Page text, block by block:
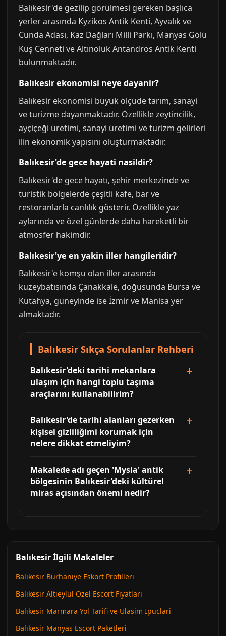
Balıkesir'de gezilip görülmesi gereken başlıca
yerler arasında Kyzikos Antik Kenti, Ayvalık ve
Cunda Adası, Kaz Dağları Milli Parkı, Manyas Gölü
Kuş Cenneti ve Altınoluk Antandros Antik Kenti
bulunmaktadır.
Balıkesir ekonomisi neye dayanir?
Balıkesir ekonomisi büyük ölçüde tarım, sanayi
ve turizme dayanmaktadır. Özellikle zeytincilik,
ayçiçeği üretimi, sanayi üretimi ve turizm gelirleri
ilin ekonomik yapısını oluşturmaktadır.
Balıkesir'de gece hayati nasildir?
Balıkesir'de gece hayatı, şehir merkezinde ve
turistik bölgelerde çeşitli kafe, bar ve
restoranlarla canlılık gösterir. Özellikle yaz
aylarında ve özel günlerde daha hareketli bir
atmosfer hakimdir.
Balıkesir'ye en yakin iller hangileridir?
Balıkesir'e komşu olan iller arasında
kuzeybatısında Çanakkale, doğusunda Bursa ve
Kütahya, güneyinde ise İzmir ve Manisa yer
almaktadır.
Balıkesir Sıkça Sorulanlar Rehberi
Balıkesir'deki tarihi mekanlara
ulaşım için hangi toplu taşıma
araçlarını kullanabilirim?
Balıkesir'de tarihi alanları gezerken
kişisel gizliliğimi korumak için
nelere dikkat etmeliyim?
Makalede adı geçen 'Mysia' antik
bölgesinin Balıkesir'deki kültürel
miras açısından önemi nedir?
Balıkesir İlgili Makaleler
Balıkesir Burhaniye Eskort Profilleri
Balıkesir Altıeylül Ozel Escort Fiyatlari
Balıkesir Marmara Yol Tarifi ve Ulasim Ipuclari
Balıkesir Manyas Escort Paketleri